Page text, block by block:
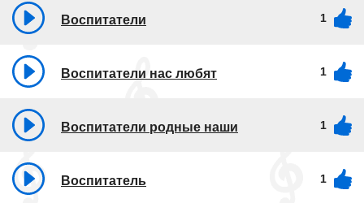
Воспитатели 1
Воспитатели нас любят 1
Воспитатели родные наши 1
Воспитатель 1